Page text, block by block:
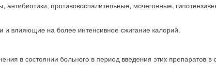
противовоспалительные, мочегонные,
влияющие на более интенсивное сжигание калорий.
в состоянии больного в период введения этих препаратов